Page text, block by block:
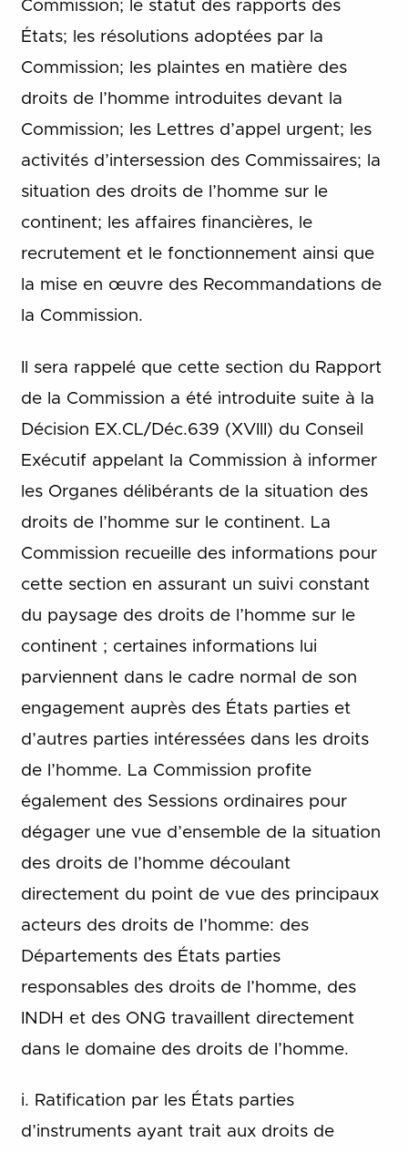
Commission; le statut des rapports des
États; les résolutions adoptées par la
Commission; les plaintes en matière des
droits de l’homme introduites devant la
Commission; les Lettres d’appel urgent; les
activités d’intersession des Commissaires; la
situation des droits de l’homme sur le
continent; les affaires financières, le
recrutement et le fonctionnement ainsi que
la mise en œuvre des Recommandations de
la Commission.
Il sera rappelé que cette section du Rapport
de la Commission a été introduite suite à la
Décision EX.CL/Déc.639 (XVIII) du Conseil
Exécutif appelant la Commission à informer
les Organes délibérants de la situation des
droits de l’homme sur le continent. La
Commission recueille des informations pour
cette section en assurant un suivi constant
du paysage des droits de l’homme sur le
continent ; certaines informations lui
parviennent dans le cadre normal de son
engagement auprès des États parties et
d’autres parties intéressées dans les droits
de l’homme. La Commission profite
également des Sessions ordinaires pour
dégager une vue d’ensemble de la situation
des droits de l’homme découlant
directement du point de vue des principaux
acteurs des droits de l’homme: des
Départements des États parties
responsables des droits de l’homme, des
INDH et des ONG travaillent directement
dans le domaine des droits de l’homme.
i. Ratification par les États parties
d’instruments ayant trait aux droits de